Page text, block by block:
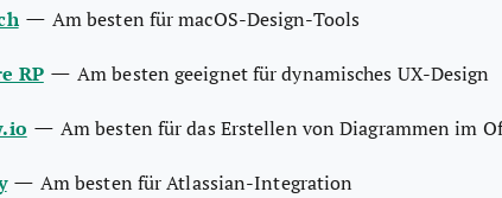
— Am besten für macOS-Design-Tools
RP —Am besten geeignet für dynamisches UX-Design
— Am besten für das Erstellen von Diagrammen im
— Am besten für Atlassian-Integration